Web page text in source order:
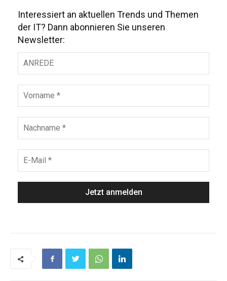
Interessiert an aktuellen Trends und Themen
der IT? Dann abonnieren Sie unseren
Newsletter: